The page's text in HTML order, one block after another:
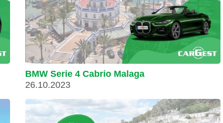
BMW Serie 4 Cabrio Malaga
26.10.2023